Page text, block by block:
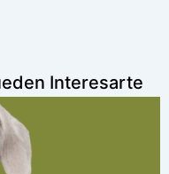
Interesarte